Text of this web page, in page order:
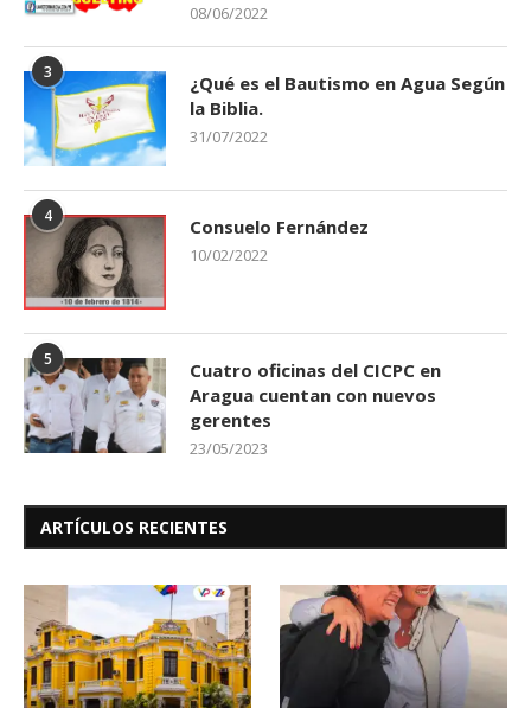
08/06/2022
3
¿Qué es el Bautismo en Agua Según
la Biblia.
31/07/2022
4 Consuelo Fernández
10/02/2022
5
Cuatro oficinas del CICPC en
Aragua cuentan con nuevos
gerentes
23/05/2023
ARTÍCULOS RECIENTES